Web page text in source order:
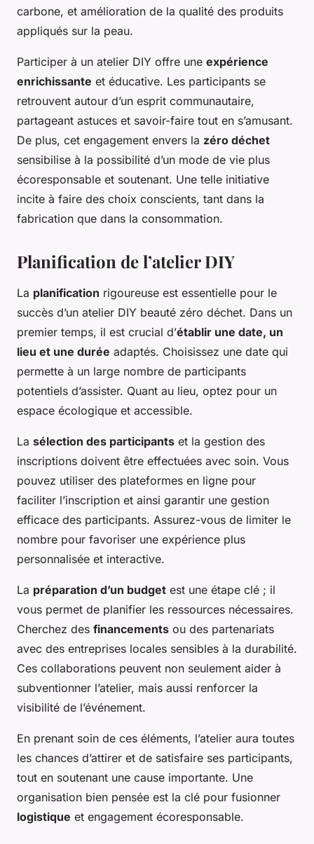
carbone, et amélioration de la qualité des produits
appliqués sur la peau.
Participer à un atelier DIY offre une expérience
enrichissante et éducative. Les participants se
retrouvent autour d’un esprit communautaire,
partageant astuces et savoir-faire tout en s’amusant.
De plus, cet engagement envers la zéro déchet
sensibilise à la possibilité d’un mode de vie plus
écoresponsable et soutenant. Une telle initiative
incite à faire des choix conscients, tant dans la
fabrication que dans la consommation.
Planification de l’atelier DIY
La planification rigoureuse est essentielle pour le
succès d’un atelier DIY beauté zéro déchet. Dans un
premier temps, il est crucial d’établir une date, un
lieu et une durée adaptés. Choisissez une date qui
permette à un large nombre de participants
potentiels d’assister. Quant au lieu, optez pour un
espace écologique et accessible.
La sélection des participants et la gestion des
inscriptions doivent être effectuées avec soin. Vous
pouvez utiliser des plateformes en ligne pour
faciliter l’inscription et ainsi garantir une gestion
efficace des participants. Assurez-vous de limiter le
nombre pour favoriser une expérience plus
personnalisée et interactive.
La préparation d’un budget est une étape clé ; il
vous permet de planifier les ressources nécessaires.
Cherchez des financements ou des partenariats
avec des entreprises locales sensibles à la durabilité.
Ces collaborations peuvent non seulement aider à
subventionner l’atelier, mais aussi renforcer la
visibilité de l’événement.
En prenant soin de ces éléments, l’atelier aura toutes
les chances d’attirer et de satisfaire ses participants,
tout en soutenant une cause importante. Une
organisation bien pensée est la clé pour fusionner
logistique et engagement écoresponsable.